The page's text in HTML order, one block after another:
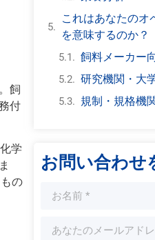
飼
付
学
の
これはあなたのオ
を意味するのか？
飼料メーカー
研究機関・大
規制・規格機
お問い合わせ